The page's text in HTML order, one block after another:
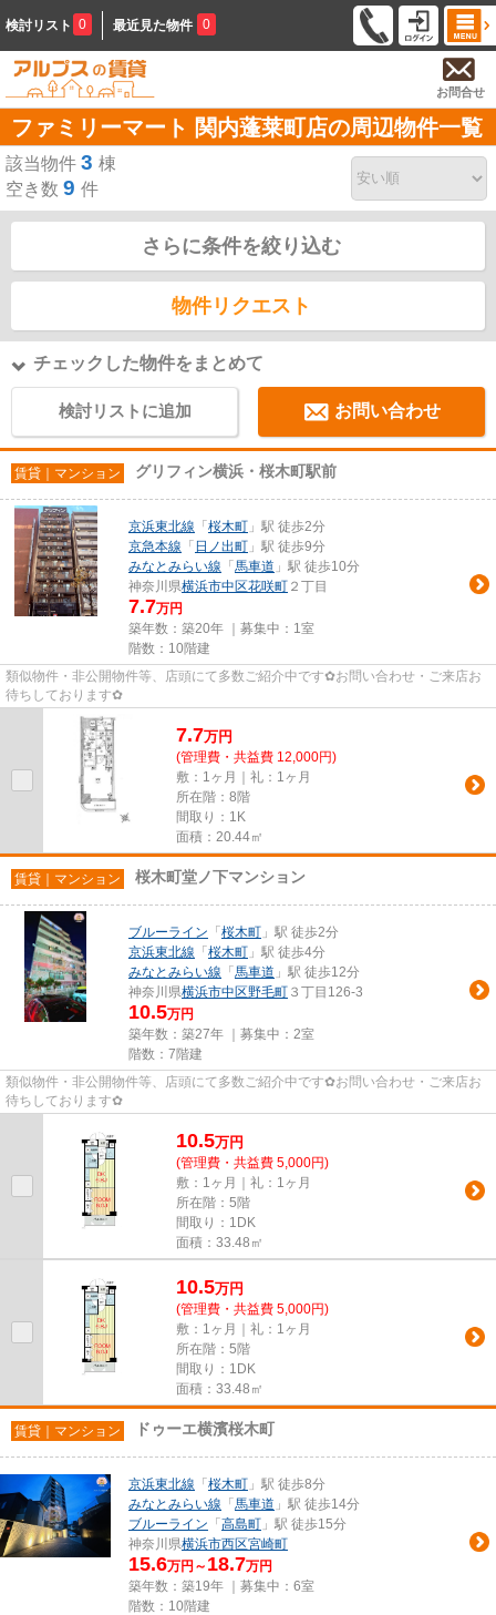
検討リスト 0 最近見た物件 0
お問合せ
ファミリーマート 関内蓬莱町店の周辺物件一覧
該当物件 3 棟
空き数 9 件
さらに条件を絞り込む
物件リクエスト
チェックした物件をまとめて
検討リストに追加 お問い合わせ
賃貸｜マンション グリフィン横浜・桜木町駅前
京浜東北線 「 桜木町 」駅 徒歩2分
京急本線 「 日ノ出町 」駅 徒歩9分
みなとみらい線 「 馬車道 」駅 徒歩10分
神奈川県横浜市中区花咲町 ２丁目
7.7万円
築年数：築20年 ｜募集中： 1室
階数：10階建
類似物件・非公開物件等、店頭にて多数ご紹介中です✿お問い合わせ・ご来店お
待ちしております✿
7.7万円
(管理費・共益費 12,000円)
敷：1ヶ月｜礼：1ヶ月
所在階：8階
間取り：1K
面積：20.44㎡
賃貸｜マンション 桜木町堂ノ下マンション
ブルーライン 「 桜木町 」駅 徒歩2分
京浜東北線 「 桜木町 」駅 徒歩4分
みなとみらい線 「 馬車道 」駅 徒歩12分
神奈川県横浜市中区野毛町 ３丁目126-3
10.5万円
築年数：築27年 ｜募集中： 2室
階数：7階建
類似物件・非公開物件等、店頭にて多数ご紹介中です✿お問い合わせ・ご来店お
待ちしております✿
10.5万円
(管理費・共益費 5,000円)
敷：1ヶ月｜礼：1ヶ月
所在階：5階
間取り：1DK
面積：33.48㎡
10.5万円
(管理費・共益費 5,000円)
敷：1ヶ月｜礼：1ヶ月
所在階：5階
間取り：1DK
面積：33.48㎡
賃貸｜マンション ドゥーエ横濱桜木町
京浜東北線 「 桜木町 」駅 徒歩8分
みなとみらい線 「 馬車道 」駅 徒歩14分
ブルーライン 「 高島町 」駅 徒歩15分
神奈川県横浜市西区宮崎町
15.6万円～ 18.7万円
築年数：築19年 ｜募集中： 6室
階数：10階建